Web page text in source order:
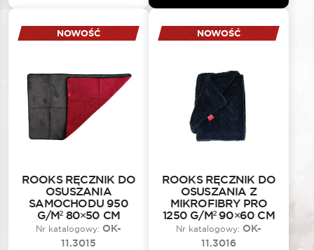
NOWOŚĆ
ROOKS RĘCZNIK DO
OSUSZANIA
SAMOCHODU 950
G/M² 80×50 CM
Nr katalogowy: OK-
11.3015
NOWOŚĆ
ROOKS RĘCZNIK DO
OSUSZANIA Z
MIKROFIBRY PRO
1250 G/M² 90×60 CM
Nr katalogowy: OK-
11.3016